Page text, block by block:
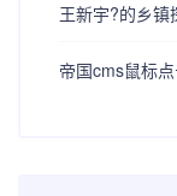
王新宇?的乡镇